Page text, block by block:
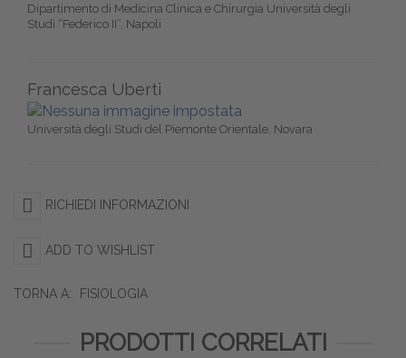
Dipartimento di Medicina Clinica e Chirurgia Università degli
Studi “Federico II”, Napoli
Francesca Uberti
Università degli Studi del Piemonte Orientale, Novara
RICHIEDI INFORMAZIONI
ADD TO WISHLIST
TORNA A: FISIOLOGIA
PRODOTTI CORRELATI